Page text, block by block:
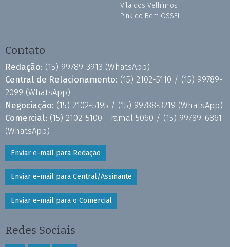
Vila dos Velhinhos
Pink do Bem OSSEL
Contato
Redação: (15) 99789-3913 (WhatsApp)
Central de Relacionamento: (15) 2102-5110 / (15) 99789-
2099 (WhatsApp)
Negociação: (15) 2102-5195 / (15) 99788-3219 (WhatsApp)
Comercial: (15) 2102-5100 - ramal 5060 / (15) 99789-6861
(WhatsApp)
Enviar e-mail para Redação
Enviar e-mail para Central/Assinante
Enviar e-mail para o Comercial
Redes Sociais